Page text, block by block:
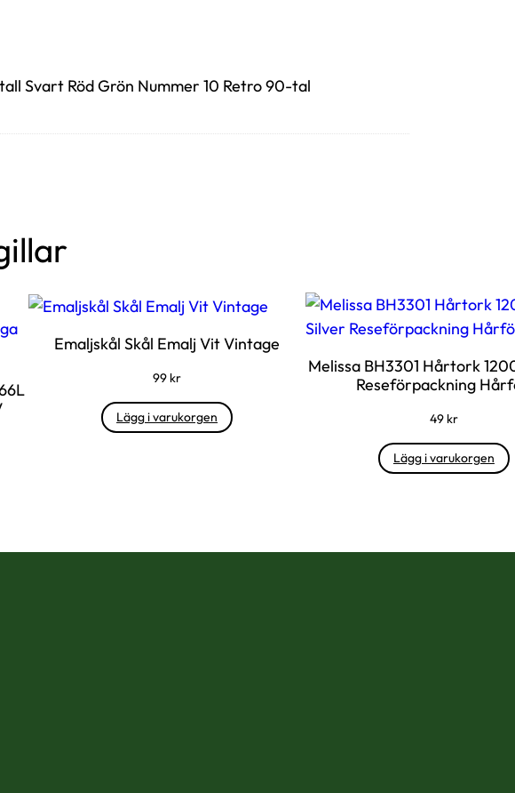
Svart Röd Grön Nummer 10 Retro 90-tal
Emaljskål Skål Emalj Vit Vintage
99 kr
Lägg i varukorgen
Melissa BH3301 Hårtork
Reseförpackning
49 kr
Lägg i varukorgen